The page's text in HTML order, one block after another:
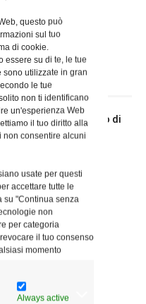
questo può
sul tuo
di cookie.
essere su di te, le tue
sono utilizzate in gran
le tue
non ti identificano
un'esperienza Web
il tuo diritto alla
non consentire alcuni
usate per questi
accettare tutte le
su "Continua senza
non
per categoria
il tuo consenso
momento
Always active
Uffici del Vicariato di
Neve a Santa Maria
il pellegrinaggio